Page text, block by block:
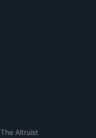
The Altruist